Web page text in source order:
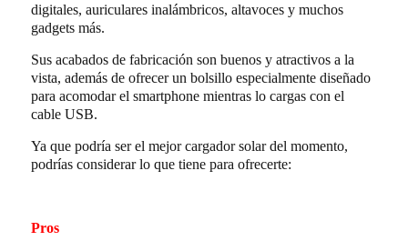
digitales, auriculares inalámbricos, altavoces y muchos
gadgets más.
Sus acabados de fabricación son buenos y atractivos a la
vista, además de ofrecer un bolsillo especialmente diseñado
para acomodar el smartphone mientras lo cargas con el
cable USB.
Ya que podría ser el mejor cargador solar del momento,
podrías considerar lo que tiene para ofrecerte:
Pros